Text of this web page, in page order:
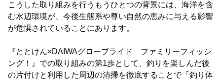
こうした取り組みを行うもうひとつの背景には、海洋を含
む水辺環境が、今後生態系や尊い自然の恵みに与える影響
が危惧されていることにあります。
『ととけん×DAIWAグローブライド ファミリーフィッシ
ング！』での取り組みの第1歩として、釣りを楽しんだ後
の片付けと利用した周辺の清掃を徹底することで「釣り体